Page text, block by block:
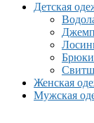
Детская
Брюки
Женская
Мужская